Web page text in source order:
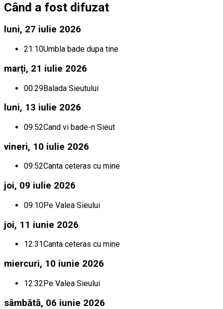
Când a fost difuzat
luni, 27 iulie 2026
21:10Umbla bade dupa tine
marți, 21 iulie 2026
00:29Balada Sieutului
luni, 13 iulie 2026
09:52Cand vi bade-n Sieut
vineri, 10 iulie 2026
09:52Canta ceteras cu mine
joi, 09 iulie 2026
09:10Pe Valea Sieului
joi, 11 iunie 2026
12:31Canta ceteras cu mine
miercuri, 10 iunie 2026
12:32Pe Valea Sieului
sâmbătă, 06 iunie 2026